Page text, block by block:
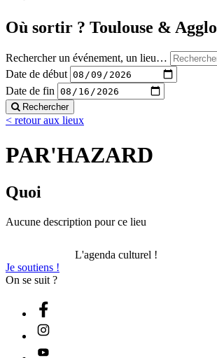
Où sortir ? Toulouse & Agglo
Rechercher un événement, un lieu…
Date de début
Date de fin
Rechercher
< retour aux lieux
PAR'HAZARD
Quoi
Aucune description pour ce lieu
L'agenda culturel !
Je soutiens !
On se suit ?